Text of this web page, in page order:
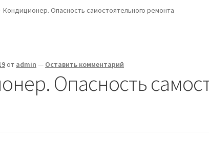
Мой аккаунт
Кондиционер. Опасность самостоятельного ремонта
от admin — Оставить комментарий
Опасность